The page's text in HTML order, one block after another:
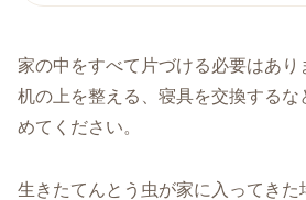
家の中をすべて片づける必要はあり
机の上を整える、寝具を交換する
めてください。
生きたてんとう虫が家に入ってきた